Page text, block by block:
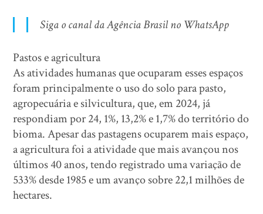
Siga o canal da Agência Brasil no WhatsApp
Pastos e agricultura
As atividades humanas que ocuparam esses espaços
foram principalmente o uso do solo para pasto,
agropecuária e silvicultura, que, em 2024, já
respondiam por 24, 1%, 13,2% e 1,7% do território do
bioma. Apesar das pastagens ocuparem mais espaço,
a agricultura foi a atividade que mais avançou nos
últimos 40 anos, tendo registrado uma variação de
533% desde 1985 e um avanço sobre 22,1 milhões de
hectares.